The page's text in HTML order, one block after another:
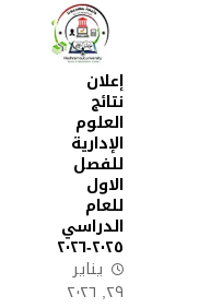
إعلان
نتائج
العلوم
الإدارية
للفصل
الاول
للعام
الدراسي
٢٠٢٥-٢٠٢٦
يناير
٢٩, ٢٠٢٦